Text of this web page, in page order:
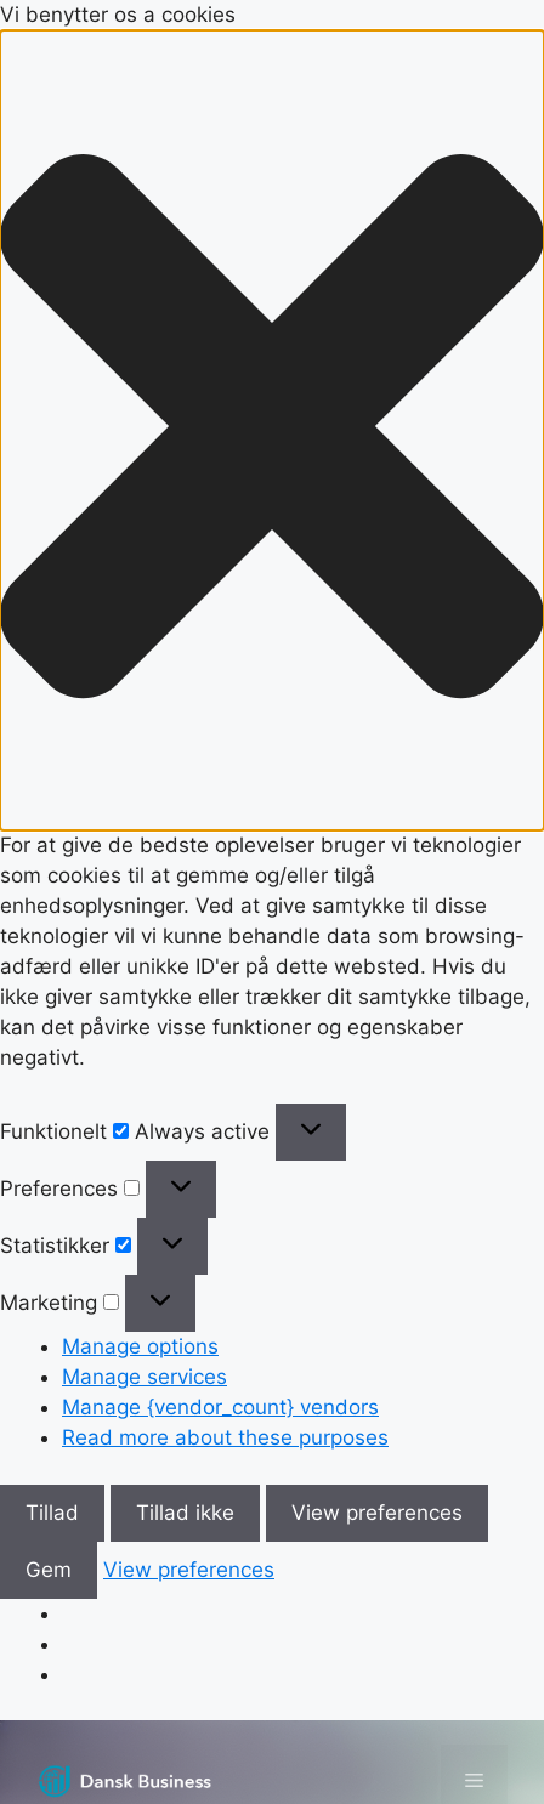
Vi benytter os a cookies
For at give de bedste oplevelser bruger vi teknologier
som cookies til at gemme og/eller tilgå
enhedsoplysninger. Ved at give samtykke til disse
teknologier vil vi kunne behandle data som browsing-
adfærd eller unikke ID'er på dette websted. Hvis du
ikke giver samtykke eller trækker dit samtykke tilbage,
kan det påvirke visse funktioner og egenskaber
negativt.
Funktionelt Always active
Preferences
Statistikker
Marketing
Manage options
Manage services
Manage {vendor_count} vendors
Read more about these purposes
Tillad Tillad ikke View preferences
Gem View preferences